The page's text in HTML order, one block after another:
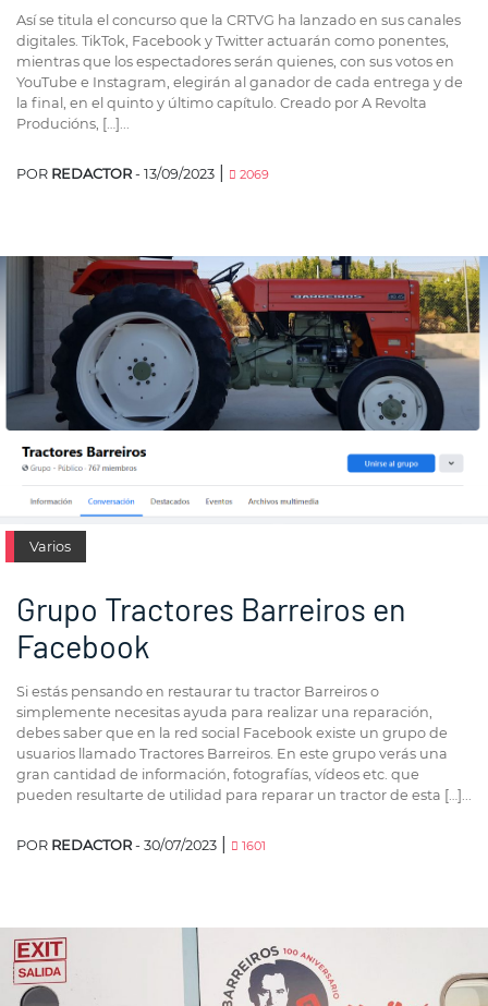
Así se titula el concurso que la CRTVG ha lanzado en sus canales
digitales. TikTok, Facebook y Twitter actuarán como ponentes,
mientras que los espectadores serán quienes, con sus votos en
YouTube e Instagram, elegirán al ganador de cada entrega y de
la final, en el quinto y último capítulo. Creado por A Revolta
Producións, […]...
POR REDACTOR - 13/09/2023 2069
Varios
Grupo Tractores Barreiros en
Facebook
Si estás pensando en restaurar tu tractor Barreiros o
simplemente necesitas ayuda para realizar una reparación,
debes saber que en la red social Facebook existe un grupo de
usuarios llamado Tractores Barreiros. En este grupo verás una
gran cantidad de información, fotografías, vídeos etc. que
pueden resultarte de utilidad para reparar un tractor de esta […]...
POR REDACTOR - 30/07/2023 1601